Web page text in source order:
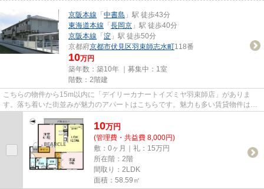
京阪本線 「 中書島 」駅 徒歩43分
東海道本線 「 長岡京 」駅 徒歩40分
京阪本線 「 淀 」駅 徒歩50分
京都府京都市伏見区羽束師志水町118番
10万円
築年数：築10年 ｜募集中： 1室
階数：2階建
こちらの物件から15m以内に「デイリーカナートイズミヤ羽束師店」がありま
す。落ち着いた街並みが魅力のアパートはこちらです。魅力も多い賃貸物件はい
10万円
(管理費・共益費 8,000円)
敷：0ヶ月｜礼：15万円
所在階：2階
間取り：2LDK
面積：58.59㎡